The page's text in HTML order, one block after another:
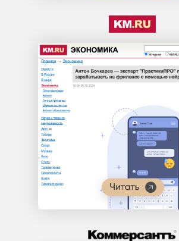
КАКИЕ НАВЫКИ
И РЕЗУЛЬТАТЫ
ВЫ ПОЛУЧИТЕ ЗА 3 ДНЯ:
Создадите свою первую мини-
книгу с помощью ИИ — и
получите готовый кейс в
портфолио для биржи фриланса
Узнаете, как зарабатывать на
текстах, и с чего начать, даже
если вы не копирайтер
День 1